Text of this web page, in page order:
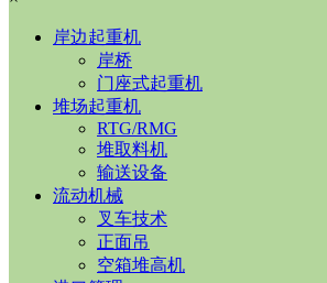
岸边起重机
岸桥
门座式起重机
堆场起重机
RTG/RMG
堆取料机
输送设备
流动机械
叉车技术
正面吊
空箱堆高机